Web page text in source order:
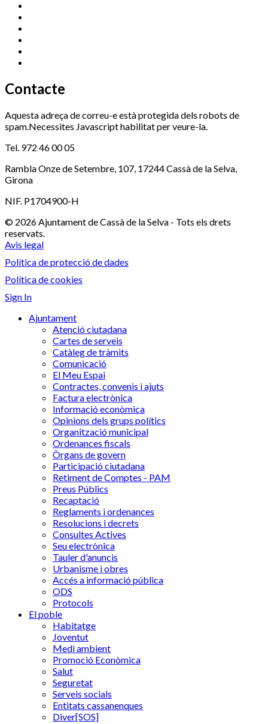
Contacte
Aquesta adreça de correu-e està protegida dels robots de
spam.Necessites Javascript habilitat per veure-la.
Tel. 972 46 00 05
Rambla Onze de Setembre, 107, 17244 Cassà de la Selva,
Girona
NIF. P1704900-H
© 2026 Ajuntament de Cassà de la Selva - Tots els drets
reservats.
Avis legal
Política de protecció de dades
Política de cookies
Sign In
Ajuntament
Atenció ciutadana
Cartes de serveis
Catàleg de tràmits
Comunicació
El Meu Espai
Contractes, convenis i ajuts
Factura electrònica
Informació econòmica
Opinions dels grups polítics
Organització municipal
Ordenances fiscals
Òrgans de govern
Participació ciutadana
Retiment de Comptes - PAM
Preus Públics
Recaptació
Reglaments i ordenances
Resolucions i decrets
Consultes Actives
Seu electrònica
Tauler d'anuncis
Urbanisme i obres
Accés a informació pública
ODS
Protocols
El poble
Habitatge
Joventut
Medi ambient
Promoció Econòmica
Salut
Seguretat
Serveis socials
Entitats cassanenques
Diver[SOS]